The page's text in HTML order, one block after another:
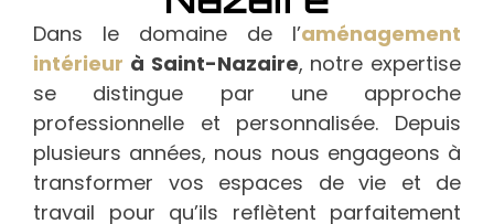
Dans le domaine de l’aménagement
intérieur à Saint-Nazaire, notre expertise
se distingue par une approche
professionnelle et personnalisée. Depuis
plusieurs années, nous nous engageons à
transformer vos espaces de vie et de
travail pour qu’ils reflètent parfaitement